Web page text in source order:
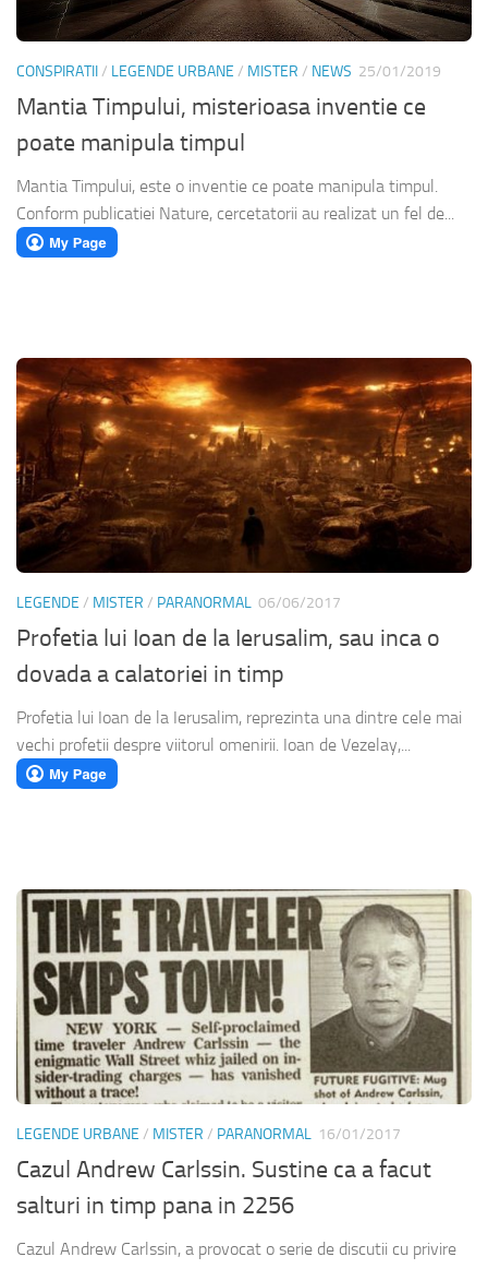
CONSPIRATII/ LEGENDE URBANE / MISTER / NEWS 25/01/2019
Mantia Timpului, misterioasa inventie ce
poate manipula timpul
Mantia Timpului, este o inventie ce poate manipula timpul.
Conform publicatiei Nature, cercetatorii au realizat un fel de...
LEGENDE / MISTER / PARANORMAL 06/06/2017
Profetia lui Ioan de la Ierusalim, sau inca o
dovada a calatoriei in timp
Profetia lui Ioan de la Ierusalim, reprezinta una dintre cele mai
vechi profetii despre viitorul omenirii. Ioan de Vezelay,...
LEGENDE URBANE / MISTER / PARANORMAL 16/01/2017
Cazul Andrew Carlssin. Sustine ca a facut
salturi in timp pana in 2256
Cazul Andrew Carlssin, a provocat o serie de discutii cu privire